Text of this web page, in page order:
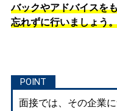
バックやアドバイスを
忘れずに行いましょう
面接では、その企業